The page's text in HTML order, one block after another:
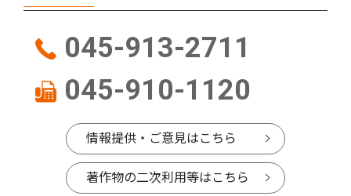
045-913-2711
045-910-1120
情報提供・ご意見はこちら
著作物の二次利用等はこちら